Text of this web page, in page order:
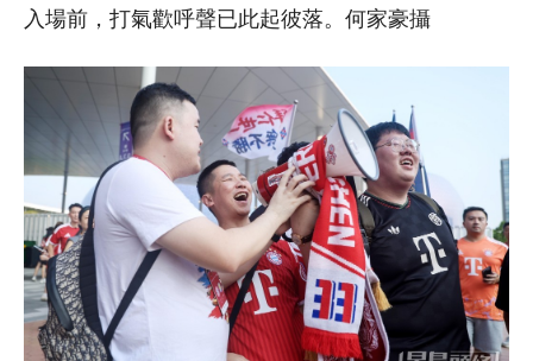
入場前，打氣歡呼聲已此起彼落。何家豪攝